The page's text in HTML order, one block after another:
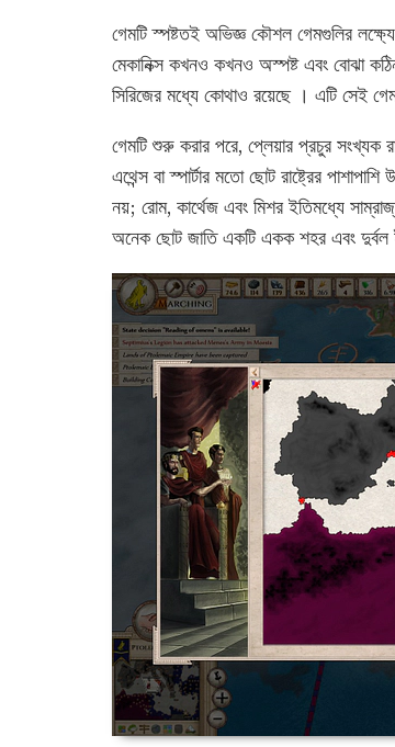
গেমটি স্পষ্টতই অভিজ্ঞ কৌশল গেমগুলির
মেকানিক্স কখনও কখনও অস্পষ্ট এবং বোঝা
সিরিজের মধ্যে কোথাও রয়েছে । এটি সেই
গেমটি শুরু করার পরে, প্লেয়ার প্রচুর সংখ্যক
এথেন্স বা স্পার্টার মতো ছোট রাষ্ট্রের
নয়; রোম, কার্থেজ এবং মিশর ইতিমধ্যে
অনেক ছোট জাতি একটি একক শহর এবং দুর্বল